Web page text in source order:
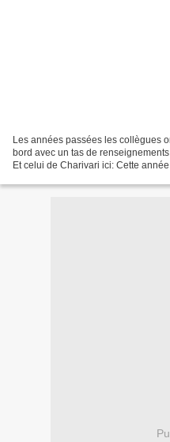
Les années passées les collègues
bord avec un tas de
Et celui de Charivari ici: Cette